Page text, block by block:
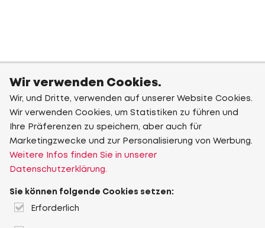
Wir verwenden Cookies.
Wir, und Dritte, verwenden auf unserer Website Cookies.
Wir verwenden Cookies, um Statistiken zu führen und
Ihre Präferenzen zu speichern, aber auch für
Marketingzwecke und zur Personalisierung von Werbung.
Weitere Infos finden Sie in unserer
Datenschutzerklärung.
Sie können folgende Cookies setzen:
Erforderlich